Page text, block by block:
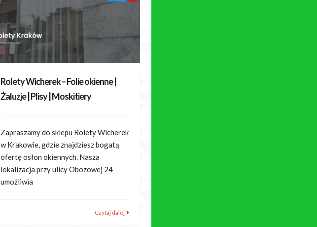
Rolety Wicherek – Folie okienne |
Żaluzje | Plisy | Moskitiery
Zapraszamy do sklepu Rolety Wicherek
w Krakowie, gdzie znajdziesz bogatą
ofertę osłon okiennych. Nasza
lokalizacja przy ulicy Obozowej 24
umożliwia
Czytaj dalej